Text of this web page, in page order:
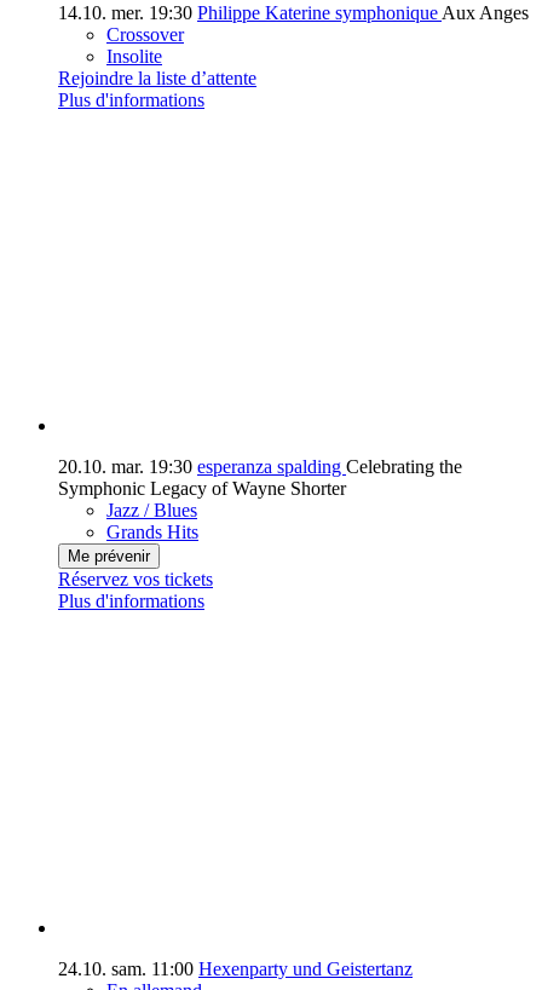
14.10. mer. 19:30 Philippe Katerine symphonique Aux Anges
Crossover
Insolite
Rejoindre la liste d’attente
Plus d'informations
20.10. mar. 19:30 esperanza spalding Celebrating the
Symphonic Legacy of Wayne Shorter
Jazz / Blues
Grands Hits
Me prévenir
Réservez vos tickets
Plus d'informations
24.10. sam. 11:00 Hexenparty und Geistertanz